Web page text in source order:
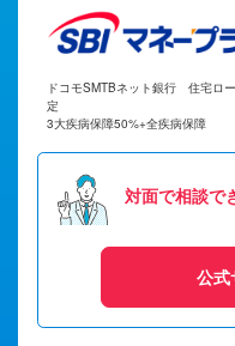
ドコモSMTBネット銀行 住宅ロ
定
3大疾病保障50%+全疾病保障
対面で相談で
公式